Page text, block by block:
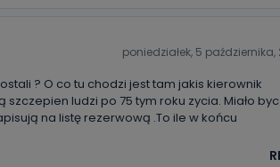
pod numerem telefonu 62 735-51-05 lub e-
poniedziałek, 5 października,
? O co tu chodzi jest tam jakis kierownik
ludzi po 75 tym roku zycia. Miało
na listę rezerwową .To ile w końcu